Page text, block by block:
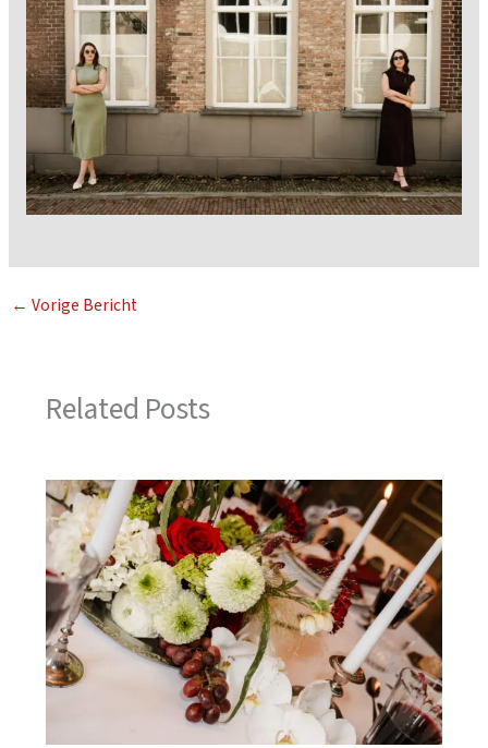
← Vorige Bericht
Related Posts